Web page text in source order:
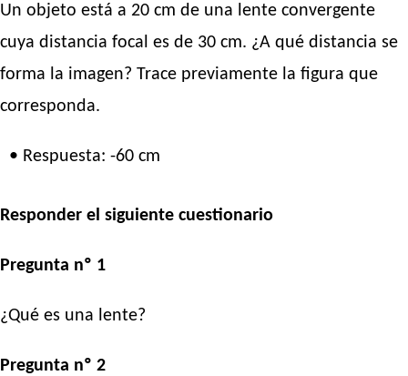
Un objeto está a 20 cm de una lente convergente
cuya distancia focal es de 30 cm. ¿A qué distancia se
forma la imagen? Trace previamente la figura que
corresponda.
• Respuesta: -60 cm
Responder el siguiente cuestionario
Pregunta nº 1
¿Qué es una lente?
Pregunta nº 2